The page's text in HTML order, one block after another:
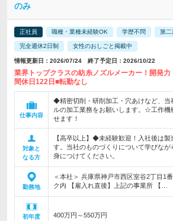
のみ
正社員 職種・業種未経験OK 学歴不問 第二
完全週休2日制 女性のおしごと掲載中
情報更新日：2026/07/24 終了予定日：2026/10/22
業界トップクラスの紡糸ノズルメーカー！開発
間休日122日■転勤なし
仕事内容
◆精密切削・研削加工・穴あけなど、当
ルの加工業務をお願いします。☆工作機
せます！
対象と
なる方
【高卒以上】◆未経験歓迎！入社後は
す。当社のものづくりについて学びなが
身につけてください。
勤務地
＜本社＞ 兵庫県神戸市西区室谷2丁目1
ク内 【雇入れ直後】上記の事業所 【…
初年度
400万円～550万円